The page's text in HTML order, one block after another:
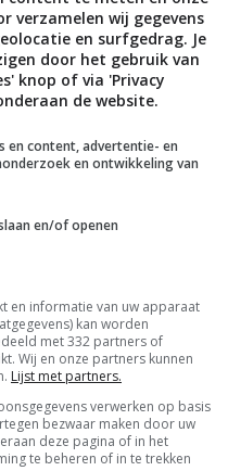
in je mailbox
verzamelen wij gegevens
en surfgedrag. Je
door het gebruik van
knop of via 'Privacy
de website.
en content, advertentie- en
en ontwikkeling van
en/of openen
en informatie van uw apparaat
kan worden
met 332 partners of
Wij en onze partners kunnen
Lijst met partners.
verwerken op basis
bezwaar maken door uw
deze pagina of in het
te beheren of in te trekken